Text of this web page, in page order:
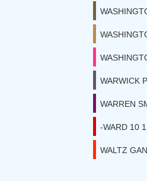
WARWICK
WARREN
-WARD 10
WALTZ